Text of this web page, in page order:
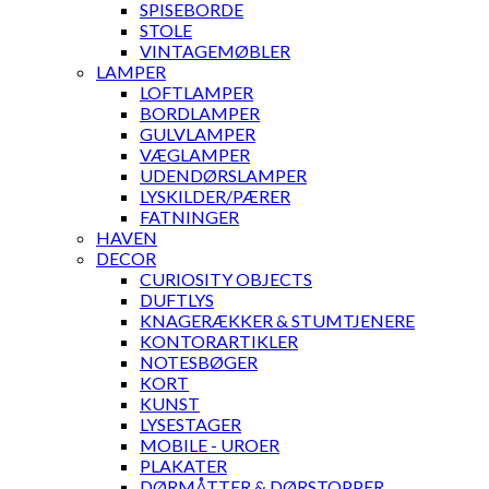
SPISEBORDE
STOLE
VINTAGEMØBLER
LAMPER
LOFTLAMPER
BORDLAMPER
GULVLAMPER
VÆGLAMPER
UDENDØRSLAMPER
LYSKILDER/PÆRER
FATNINGER
HAVEN
DECOR
CURIOSITY OBJECTS
DUFTLYS
KNAGERÆKKER & STUMTJENERE
KONTORARTIKLER
NOTESBØGER
KORT
KUNST
LYSESTAGER
MOBILE - UROER
PLAKATER